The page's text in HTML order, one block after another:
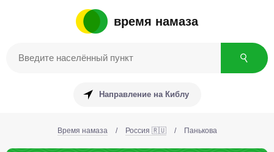
время намаза
Направление на Киблу
Время намаза / Россия 🇷🇺 / Панькова